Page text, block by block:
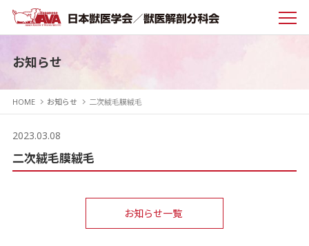
お知らせ
HOME お知らせ 二次絨毛膜絨毛
2023.03.08
二次絨毛膜絨毛
お知らせ一覧